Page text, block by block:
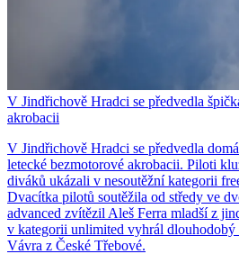
V Jindřichově Hradci se předvedla
akrobacii
V Jindřichově Hradci se předvedla
letecké bezmotorové akrobacii. Piloti
diváků ukázali v nesoutěžní kategorii
Dvacítka pilotů soutěžila od středy ve
advanced zvítězil Aleš Ferra mladší z
v kategorii unlimited vyhrál dlouhodobý
Vávra z České Třebové.